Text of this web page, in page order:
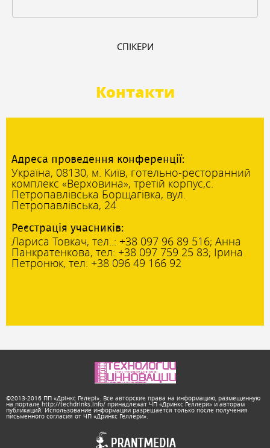
СПІКЕРИ
Контакти
Адреса проведення конференції:
Україна, 08130, м. Київ, готельно-ресторанний
комплекс «Верховина», третій корпус,с.
Петропавлівська Борщагівка, вул.
Петропавлівська, 24
Реєстрація учасників:
Лариса Товкач, тел..: +38 097 96 89 516; Анна
Панкратенкова, тел: +38 097 759 25 83; Ірина
Петронюк, тел: +38 096 49 166 92
©2013-2016 ПП «Дрінкс Гелері». Все авторские права на информацию, размещенную
на портале http://techdrinks.info/ принадлежат ЧП «Дринкс Геллери» и авторам
публикаций. Использование информации разрешается только после получения
письменного согласия от ЧП «Дринкс Геллери».